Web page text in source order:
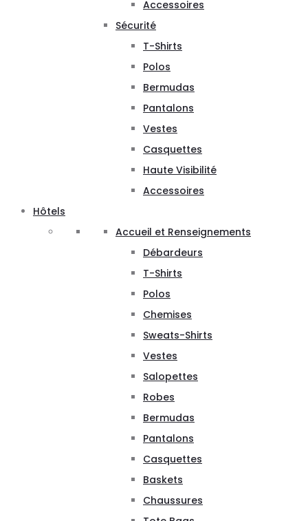
Accessoires
Sécurité
T-Shirts
Polos
Bermudas
Pantalons
Vestes
Casquettes
Haute Visibilité
Accessoires
Hôtels
Accueil et Renseignements
Débardeurs
T-Shirts
Polos
Chemises
Sweats-Shirts
Vestes
Salopettes
Robes
Bermudas
Pantalons
Casquettes
Baskets
Chaussures